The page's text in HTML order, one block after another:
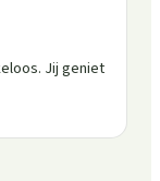
Jij geniet